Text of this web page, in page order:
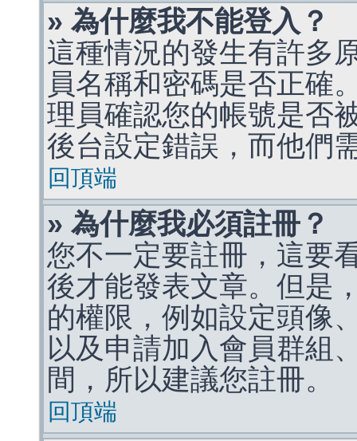
» 為什麼我不能登入？
這種情況的發生有許多
員名稱和密碼是否正確
理員確認您的帳號是否
後台設定錯誤，而他們
回頂端
» 為什麼我必須註冊？
您不一定要註冊，這要
後才能發表文章。但是
的權限，例如設定頭像
以及申請加入會員群組
間，所以建議您註冊。
回頂端